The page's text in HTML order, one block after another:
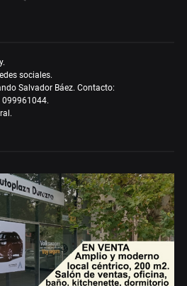
sociales.
Salvador Báez. Contacto:
099961044.